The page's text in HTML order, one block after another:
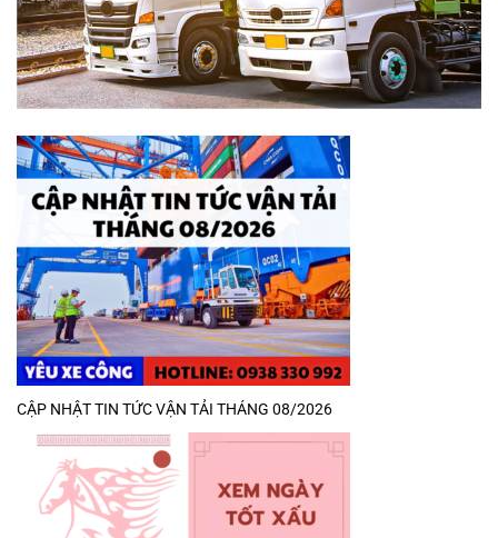
CẬP NHẬT TIN TỨC VẬN TẢI THÁNG 08/2026